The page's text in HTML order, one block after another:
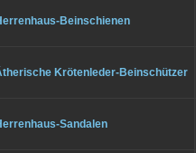
Beinschienen
Krötenleder-Beinschützer
Sandalen